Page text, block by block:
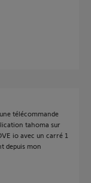
télécommande
tahoma sur
io avec un carré 1
depuis mon